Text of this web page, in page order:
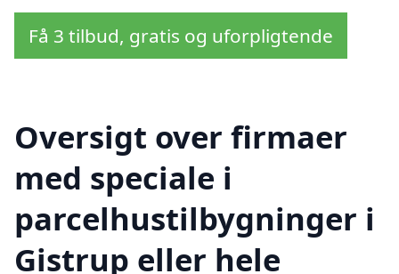
Få 3 tilbud, gratis og uforpligtende
Oversigt over firmaer
med speciale i
parcelhustilbygninger i
Gistrup eller hele